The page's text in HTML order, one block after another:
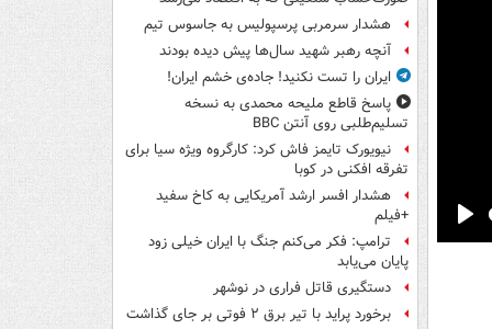
هشدار سرمربی پرسپولیس به جاسوس تیم
آنچه رهبر شهید سال‌ها پیش دیده بودند
ایران را تست نکنید! جاده‌ی خشم ایران!
پاسخ قاطع ملیحه محمدی به نسخه
تسلیم‌طلبی روی آنتن BBC
نیویورک تایمز فاش کرد: کارگروه ویژه سیا برای
تفرقه افکنی در کوبا
هشدار افسر ارشد آمریکایی به کاخ سفید
+فیلم
ترامپ: فکر می‌کنم جنگ با ایران خیلی زود
پایان می‌یابد
دستگیری قاتل فراری در نوشهر
برخورد پراید با تیر برق ۲ فوتی بر جای گذاشت